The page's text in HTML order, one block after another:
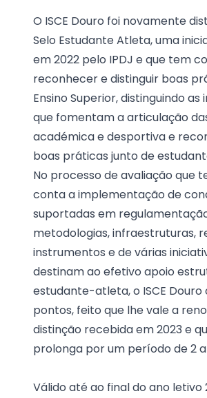
O ISCE Douro foi novamente
Selo Estudante Atleta, uma
em 2022 pelo IPDJ e que tem
reconhecer e distinguir boas
Ensino Superior, distinguindo as
que fomentam a articulação
académica e desportiva e
boas práticas junto de
No processo de avaliação que
conta a implementação de
suportadas em
metodologias, infraestruturas,
instrumentos e de várias
destinam ao efetivo apoio
estudante-atleta, o ISCE Douro
pontos, feito que lhe vale a
distinção recebida em 2023 e
prolonga por um período de 2
Válido até ao final do ano letivo